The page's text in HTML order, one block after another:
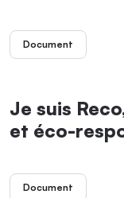
Document
Je suis
et éco-
Document